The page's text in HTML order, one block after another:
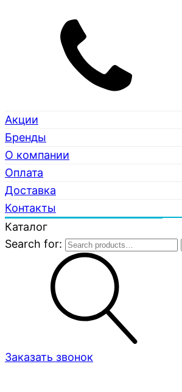
Акции
Бренды
О компании
Оплата
Доставка
Контакты
Каталог
Search for:
Заказать звонок